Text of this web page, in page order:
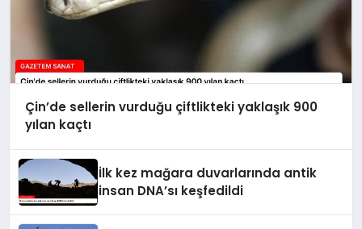
Çin’de sellerin vurduğu çiftlikteki yaklaşık 900
yılan kaçtı
İlk kez mağara duvarlarında antik
insan DNA’sı keşfedildi